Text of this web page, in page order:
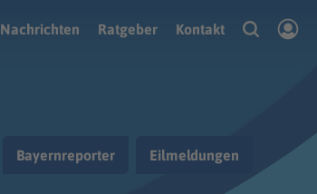
Nachrichten Ratgeber Kontakt
Bayernreporter Eilmeldungen